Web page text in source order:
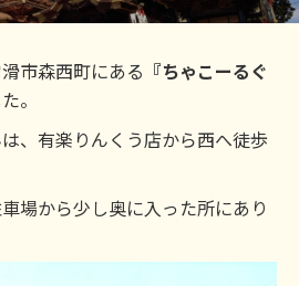
市森西町にある 『ちゃこーるぐ
。
、有楽りんくう店から西へ徒歩
場から少し奥に入った所にあり